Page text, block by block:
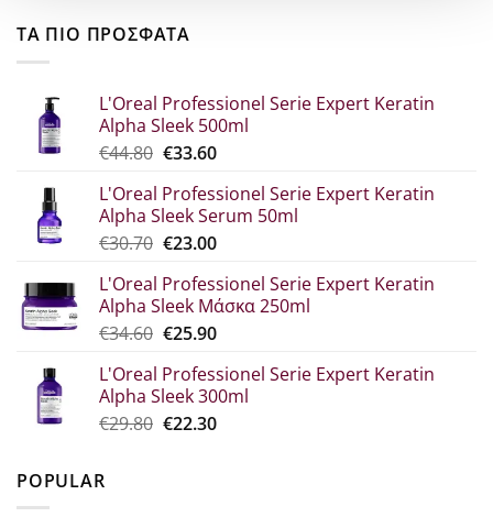
ΤΑ ΠΙΟ ΠΡΟΣΦΑΤΑ
L'Oreal Professionel Serie Expert Keratin
Alpha Sleek 500ml
€44.80 Original
was:
€44.80.
€33.60Η
τιμή
είναι:
€33.60.
L'Oreal Professionel Serie Expert Keratin
Alpha Sleek Serum 50ml
€30.70 Original
was:
€30.70.
€23.00Η
τιμή
είναι:
€23.00.
L'Oreal Professionel Serie Expert Keratin
Alpha Sleek Μάσκα 250ml
€34.60 Original
was:
€34.60.
€25.90Η
τιμή
είναι:
€25.90.
L'Oreal Professionel Serie Expert Keratin
Alpha Sleek 300ml
€29.80 Original
€22.30Η
POPULAR